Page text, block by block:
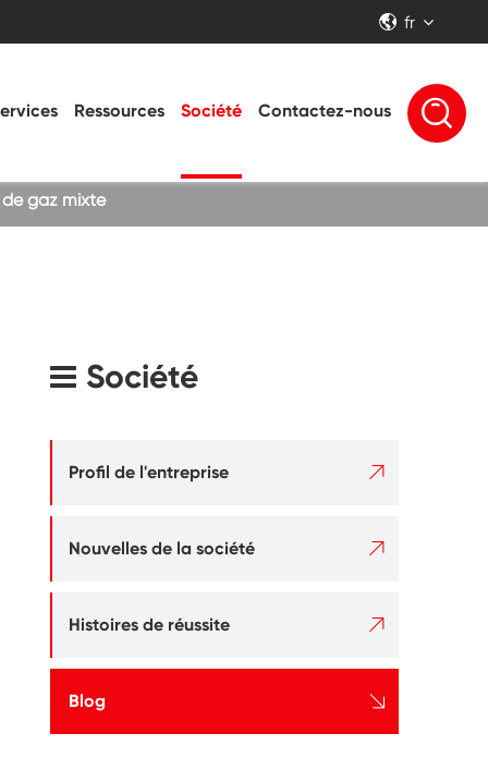
 fr
Ressources Société Contactez-nous 
gaz mixte
Société
Profil de l'entreprise 
Nouvelles de la société 
Histoires de réussite 
Blog 